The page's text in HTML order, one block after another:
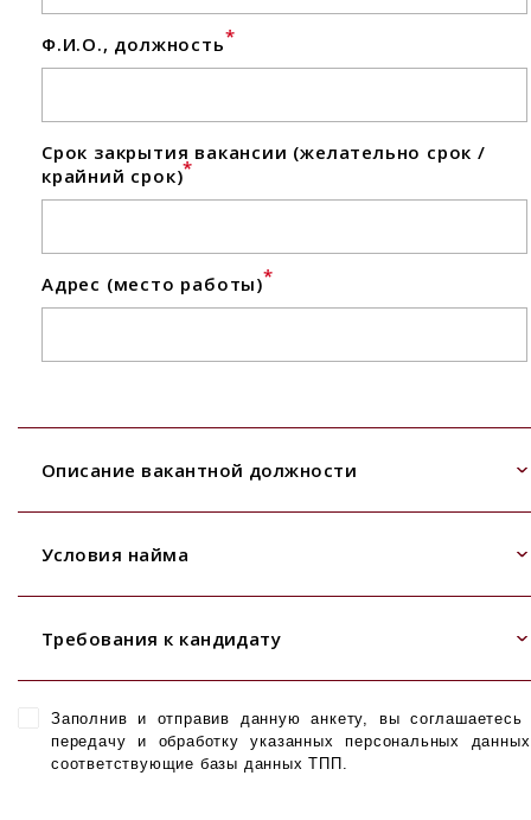
Ф.И.О., должность*
Срок закрытия вакансии (желательно срок /
крайний срок)*
Адрес (место работы)*
Описание вакантной должности
Условия найма
Требования к кандидату
Заполнив и отправив данную анкету, вы соглашаетесь
передачу и обработку указанных персональных
соответствующие базы данных ТПП.